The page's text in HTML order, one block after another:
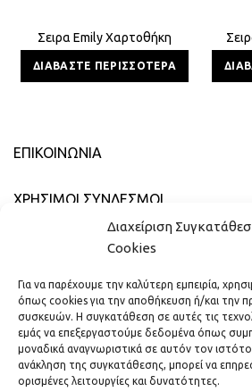
Διαχείριση
Cookies
Για να παρέχουμε την καλύτερη εμπειρία,
όπως cookies για την αποθήκευση ή/και την
συσκευών. Η συγκατάθεση σε αυτές τις
εμάς να επεξεργαστούμε δεδομένα όπως
μοναδικά αναγνωριστικά σε αυτόν τον
ανάκληση της συγκατάθεσης, μπορεί να
ορισμένες λειτουργίες και δυνατότητες.
Σειρα Emily Χαρτοθήκη
ΔΙΑΒΆΣΤΕ ΠΕΡΙΣΣΌΤΕΡΑ
ΕΠΙΚΟΙΝΩΝΊΑ
ΧΡΗΣΙΜΟΙ ΣΥΝΔΕΣΜΟΙ
ΓΡΉΓΟΡΟ ΜΕΝΟΎ